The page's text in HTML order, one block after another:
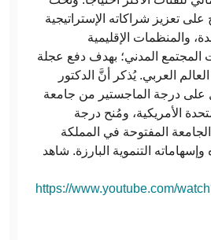
على تعزيز شراكاته الإستراتيجية
والمنظمات الإقليمية
المدني؛ بهدف دفع عجلة
العربي. يُذكر أنَّ الدكتور
درجة الماجستير من جامعة
الأمريكية، ومُنح درجة
المفتوحة في المملكة
وإسهاماته التنموية البارزة. شاهد
https://www.youtube.com/